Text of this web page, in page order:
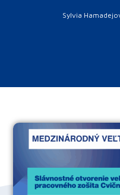
Sylvia